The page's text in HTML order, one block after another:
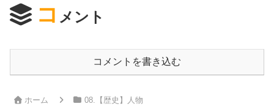
コ メント
コメントを書き込む
ホーム 08.【歴史】人物